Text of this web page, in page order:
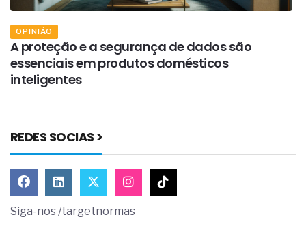
OPINIÃO
A proteção e a segurança de dados são
essenciais em produtos domésticos
inteligentes
REDES SOCIAS >
Siga-nos /targetnormas